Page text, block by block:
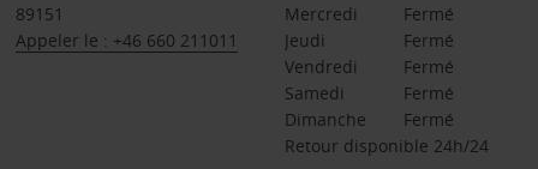
89151
Appeler le : +46 660 211011
Mercredi
Fermé
Jeudi
Fermé
Vendredi
Fermé
Samedi
Fermé
Dimanche
Fermé
Retour disponible 24h/24